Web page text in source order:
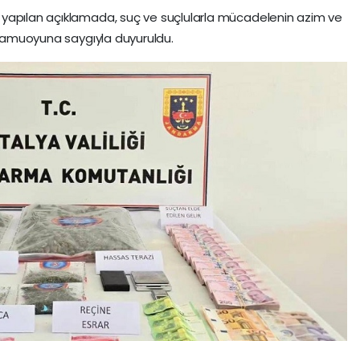
açıklamada, suç ve suçlularla mücadelenin azim ve
saygıyla duyuruldu.